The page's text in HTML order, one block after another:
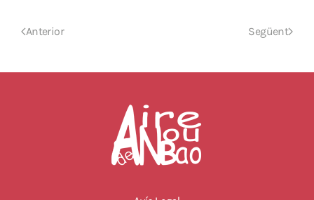
Anterior Següent